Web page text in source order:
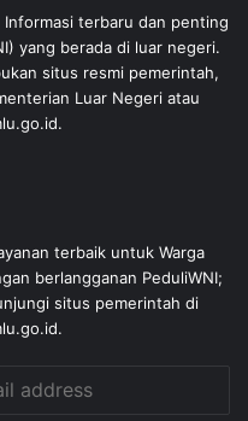
Informasi terbaru dan penting
yang berada di luar negeri.
situs resmi pemerintah,
Luar Negeri atau
terbaik untuk Warga
berlangganan PeduliWNI;
situs pemerintah di